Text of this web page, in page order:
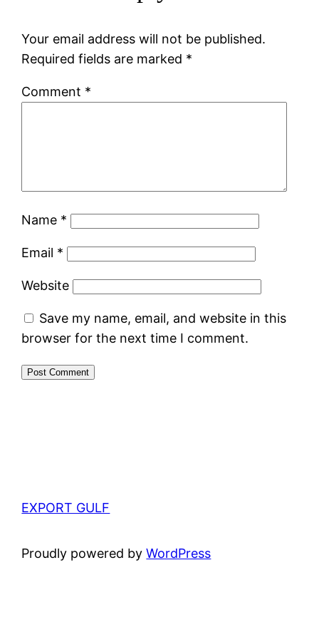
Your email address will not be published.
Required fields are marked *
Comment *
Name *
Email *
Website
Save my name, email, and website in this
browser for the next time I comment.
EXPORT GULF
Proudly powered byWordPress